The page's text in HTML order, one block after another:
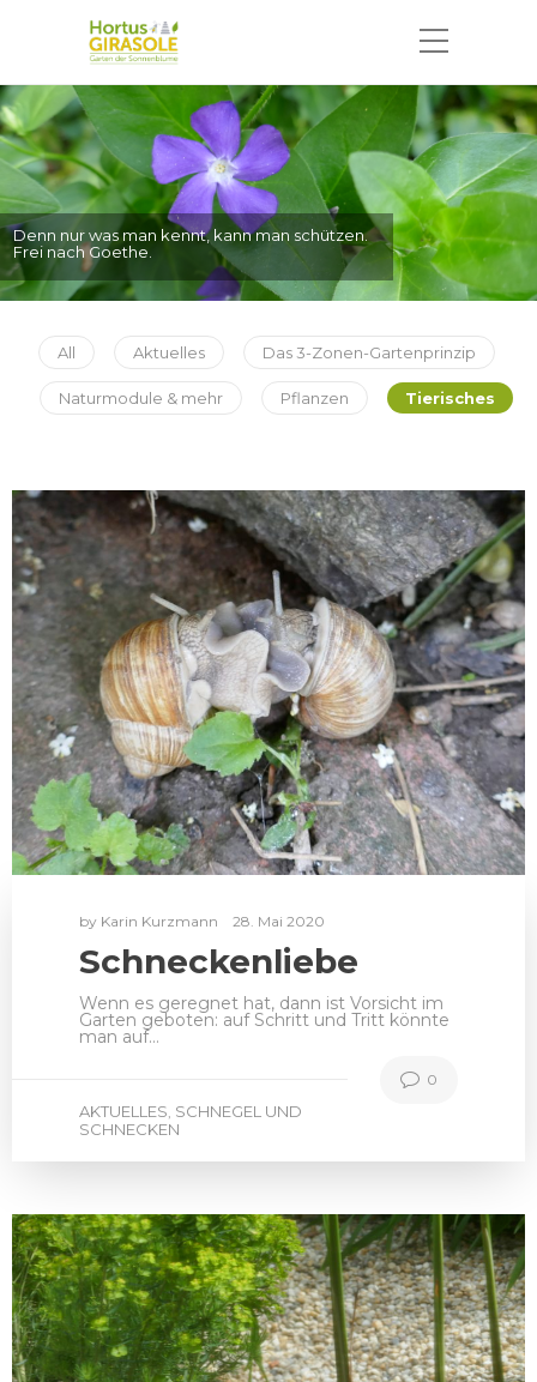
Der größte Glückspilz ist derjenige,
der das kleine Glück erkennt.
All Aktuelles Das 3-Zonen-Gartenprinzip
Naturmodule & mehr Pflanzen Tierisches
by Karin Kurzmann 28. Mai 2020
Schneckenliebe
Wenn es geregnet hat, dann ist Vorsicht im
Garten geboten: auf Schritt und Tritt könnte
man auf…
AKTUELLES SCHNEGEL UND
SCHNECKEN
0